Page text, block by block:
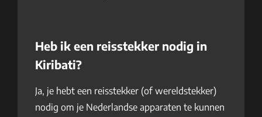
Heb ik een reisstekker nodig in
Kiribati?
Ja, je hebt een reisstekker (of wereldstekker)
nodig om je Nederlandse apparaten te kunnen